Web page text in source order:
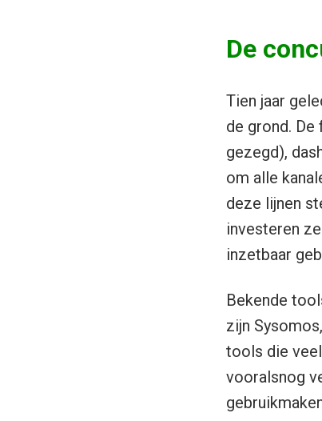
De
Tien jaar
de grond.
gezegd),
om alle
deze lijnen
investeren
inzetbaar
Bekende
zijn
tools die
vooralsnog